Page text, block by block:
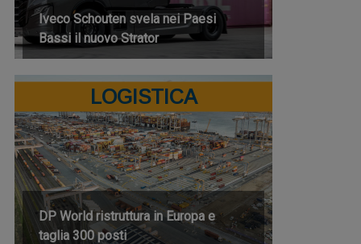
Iveco Schouten svela nei Paesi
Bassi il nuovo Strator
LOGISTICA
DP World ristruttura in Europa e
taglia 300 posti